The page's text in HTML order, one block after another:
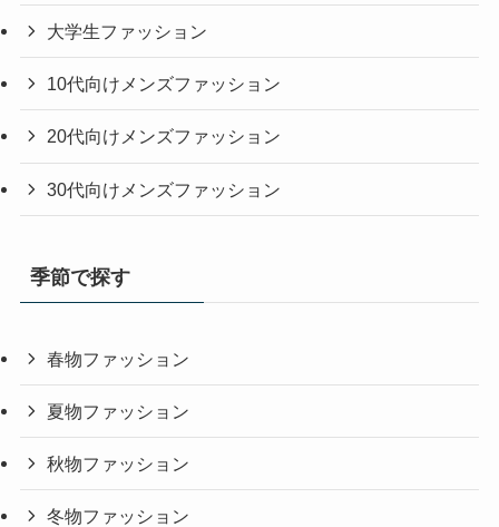
大学生ファッション
10代向けメンズファッション
20代向けメンズファッション
30代向けメンズファッション
季節で探す
春物ファッション
夏物ファッション
秋物ファッション
冬物ファッション